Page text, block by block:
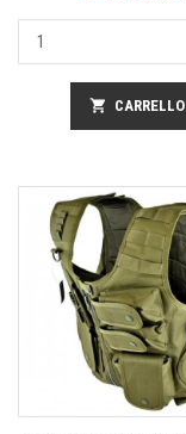
shopping_cart CARRELLO